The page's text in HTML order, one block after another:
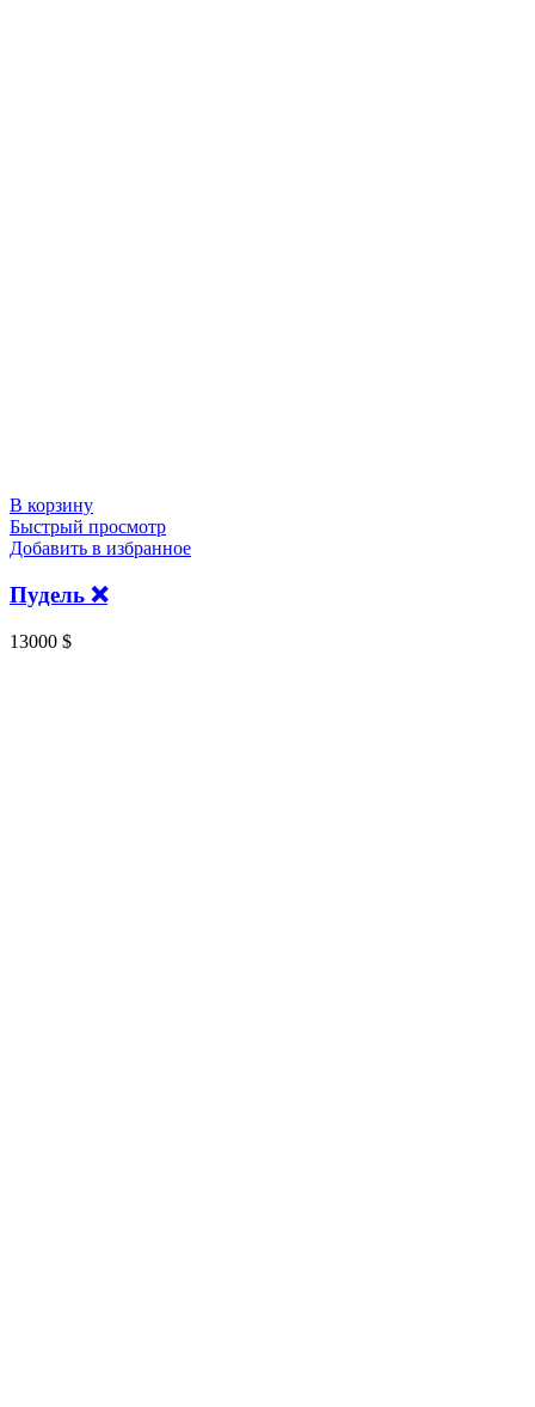
В корзину
Быстрый просмотр
Добавить в избранное
Пудель ❌
13000 $